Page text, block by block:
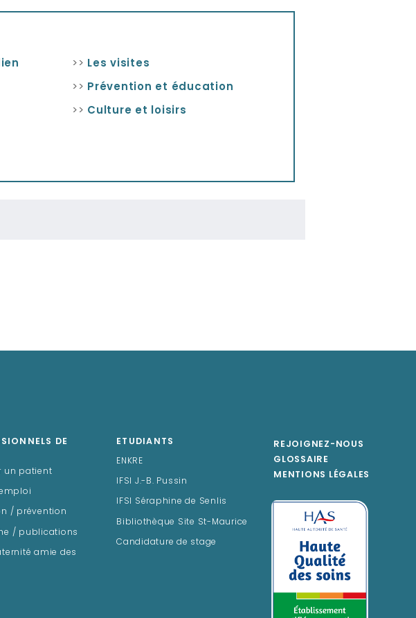
>> Les visites
>> Prévention et éducation
>> Culture et loisirs
DE
un patient
/ prévention
/ publications
amie des
ETUDIANTS
ENKRE
IFSI J.-B. Pussin
IFSI Séraphine de Senlis
Bibliothèque Site St-Maurice
Candidature de stage
REJOIGNEZ-NOUS
GLOSSAIRE
MENTIONS LÉGALES